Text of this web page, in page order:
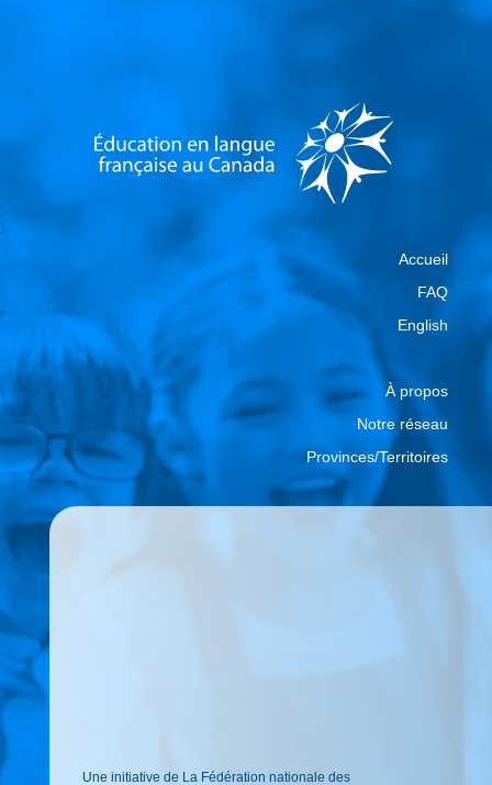
Accueil
FAQ
English
À propos
Notre réseau
Provinces/Territoires
Une initiative de La Fédération nationale des